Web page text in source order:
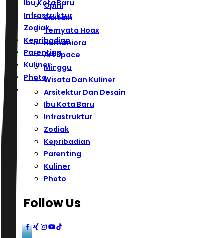
Ibu Kota Baru
Infrastruktur
Zodiak
Kepribadian
Parenting
Kuliner
Photo
Opini
Sisi Lain
Ternyata Hoax
Humaniora
Art Space
Minggu
Wisata Dan Kuliner
Arsitektur Dan Desain
Ibu Kota Baru
Infrastruktur
Zodiak
Kepribadian
Parenting
Kuliner
Photo
Follow Us